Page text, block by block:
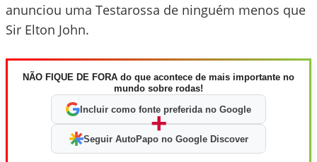
anunciou uma Testarossa de ninguém menos que
Sir Elton John.
NÃO FIQUE DE FORA do que acontece de mais importante no
mundo sobre rodas!
Incluir como fonte preferida no Google
+
Seguir AutoPapo no Google Discover